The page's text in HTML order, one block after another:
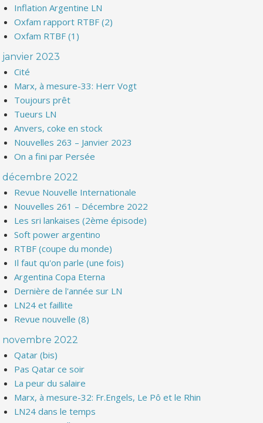
Inflation Argentine LN
Oxfam rapport RTBF (2)
Oxfam RTBF (1)
janvier 2023
Cité
Marx, à mesure-33: Herr Vogt
Toujours prêt
Tueurs LN
Anvers, coke en stock
Nouvelles 263 – Janvier 2023
On a fini par Persée
décembre 2022
Revue Nouvelle Internationale
Nouvelles 261 – Décembre 2022
Les sri lankaises (2ème épisode)
Soft power argentino
RTBF (coupe du monde)
Il faut qu'on parle (une fois)
Argentina Copa Eterna
Dernière de l'année sur LN
LN24 et faillite
Revue nouvelle (8)
novembre 2022
Qatar (bis)
Pas Qatar ce soir
La peur du salaire
Marx, à mesure-32: Fr.Engels, Le Pô et le Rhin
LN24 dans le temps